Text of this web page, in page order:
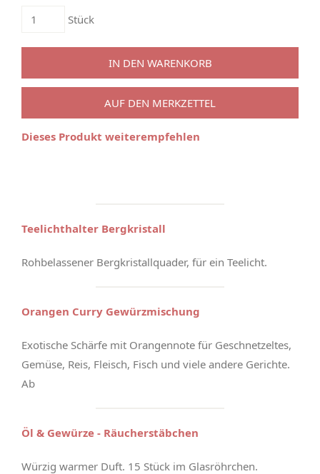
Stück
IN DEN WARENKORB
AUF DEN MERKZETTEL
Dieses Produkt weiterempfehlen
Teelichthalter Bergkristall
Rohbelassener Bergkristallquader, für ein Teelicht.
Orangen Curry Gewürzmischung
Exotische Schärfe mit Orangennote für Geschnetzeltes,
Gemüse, Reis, Fleisch, Fisch und viele andere Gerichte.
Ab
Öl & Gewürze - Räucherstäbchen
Würzig warmer Duft. 15 Stück im Glasröhrchen.